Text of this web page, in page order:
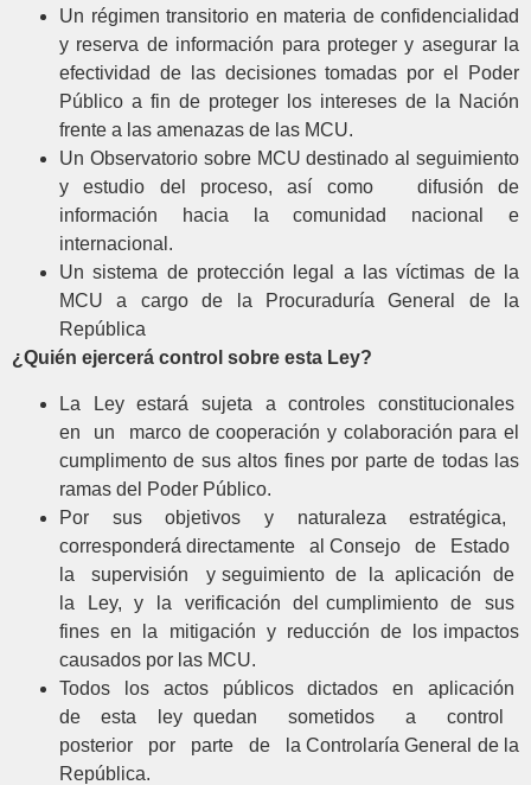
Un régimen transitorio en materia de confidencialidad
y reserva de información para proteger y asegurar la
efectividad de las decisiones tomadas por el Poder
Público a fin de proteger los intereses de la Nación
frente a las amenazas de las MCU.
Un Observatorio sobre MCU destinado al seguimiento
y estudio del proceso, así como difusión de
información hacia la comunidad nacional e
internacional.
Un sistema de protección legal a las víctimas de la
MCU a cargo de la Procuraduría General de la
República
¿Quién ejercerá control sobre esta Ley?
La Ley estará sujeta a controles constitucionales
en un marco de cooperación y colaboración para el
cumplimento de sus altos fines por parte de todas las
ramas del Poder Público.
Por sus objetivos y naturaleza estratégica,
corresponderá directamente al Consejo de Estado
la supervisión y seguimiento de la aplicación de
la Ley, y la verificación del cumplimiento de sus
fines en la mitigación y reducción de los impactos
causados por las MCU.
Todos los actos públicos dictados en aplicación
de esta ley quedan sometidos a control
posterior por parte de la Controlaría General de la
República.